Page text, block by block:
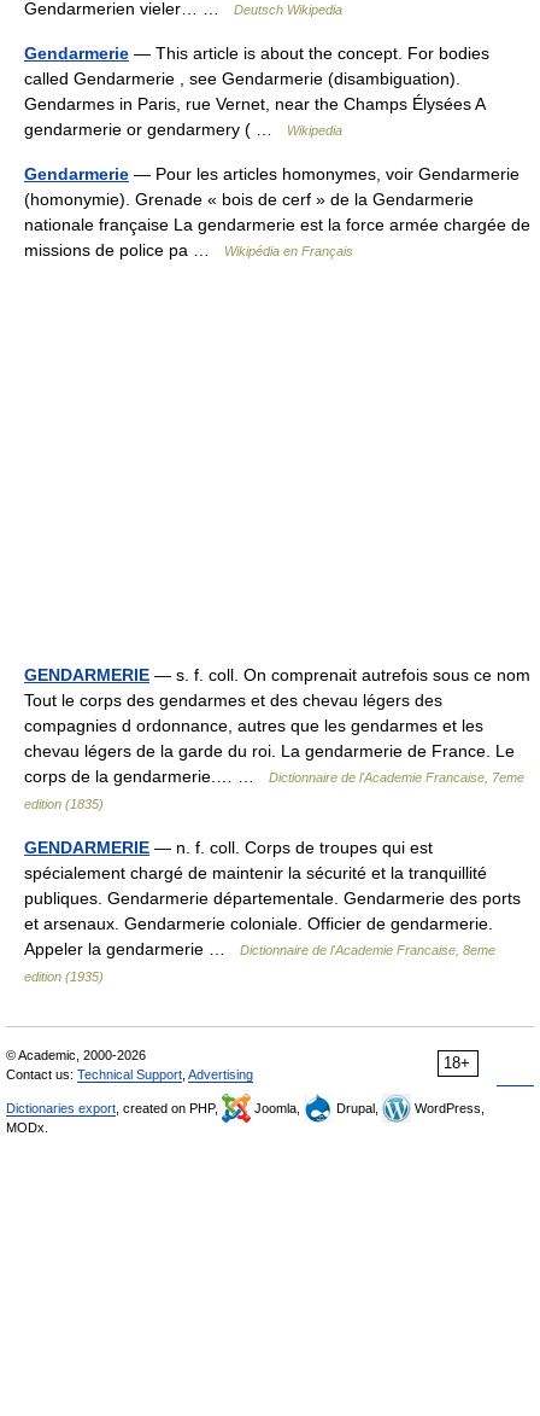
Gendarmerien vieler… …
Deutsch Wikipedia
Gendarmerie — This article is about the concept. For bodies
called Gendarmerie , see Gendarmerie (disambiguation).
Gendarmes in Paris, rue Vernet, near the Champs Élysées A
gendarmerie or gendarmery ( …
Wikipedia
Gendarmerie — Pour les articles homonymes, voir Gendarmerie
(homonymie). Grenade « bois de cerf » de la Gendarmerie
nationale française La gendarmerie est la force armée chargée de
missions de police pa …
Wikipédia en Français
GENDARMERIE — s. f. coll. On comprenait autrefois sous ce nom
Tout le corps des gendarmes et des chevau légers des
compagnies d ordonnance, autres que les gendarmes et les
chevau légers de la garde du roi. La gendarmerie de France. Le
corps de la gendarmerie.… …
Dictionnaire de l'Academie Francaise, 7eme
edition (1835)
GENDARMERIE — n. f. coll. Corps de troupes qui est
spécialement chargé de maintenir la sécurité et la tranquillité
publiques. Gendarmerie départementale. Gendarmerie des ports
et arsenaux. Gendarmerie coloniale. Officier de gendarmerie.
Appeler la gendarmerie …
Dictionnaire de l'Academie Francaise, 8eme
edition (1935)
18+
© Academic, 2000-2026
Contact us: Technical Support Advertising
Dictionaries export , created on PHP, Joomla, Drupal,
WordPress,
MODx.